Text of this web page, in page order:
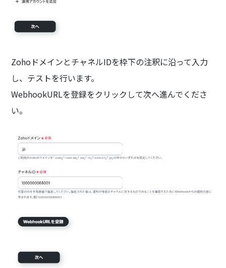
ZohoドメインとチャネルIDを枠下の注釈に沿って入力
し、テストを行います。
WebhookURLを登録をクリックして次へ進んでくださ
い。